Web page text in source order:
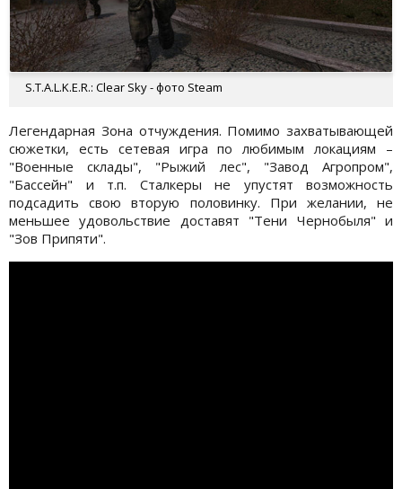
S.T.A.L.K.E.R.: Clear Sky - фото Steam
Легендарная Зона отчуждения. Помимо захватывающей
сюжетки, есть сетевая игра по любимым локациям –
"Военные склады", "Рыжий лес", "Завод Агропром",
"Бассейн" и т.п. Сталкеры не упустят возможность
подсадить свою вторую половинку. При желании, не
меньшее удовольствие доставят "Тени Чернобыля" и
"Зов Припяти".